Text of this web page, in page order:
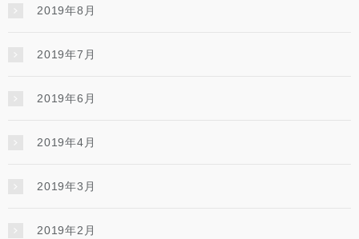
2019年8月
2019年7月
2019年6月
2019年4月
2019年3月
2019年2月